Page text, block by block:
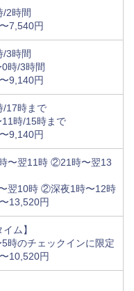
/2時間
7,540円
/3時間
時/3時間
9,140円
/17時まで
時/15時まで
9,140円
〜翌11時 ②21時〜翌13
翌10時 ②深夜1時〜12時
13,520円
ム】
時のチェックインに限定
10,520円